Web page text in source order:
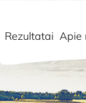
Rezultatai Apie